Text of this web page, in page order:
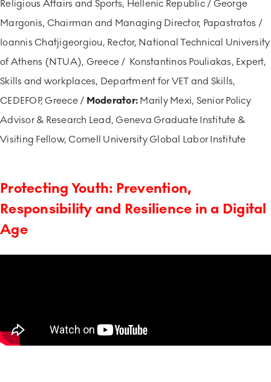
Religious Affairs and Sports, Hellenic Republic / George
Margonis, Chairman and Managing Director, Papastratos /
Ioannis Chatjigeorgiou, Rector, National Technical University
of Athens (NTUA), Greece / Konstantinos Pouliakas, Expert,
Skills and workplaces, Department for VET and Skills,
CEDEFOP, Greece / Moderator: Marily Mexi, Senior Policy
Advisor & Research Lead, Geneva Graduate Institute &
Visiting Fellow, Cornell University Global Labor Institute
Protecting Youth: Prevention,
Responsibility and Resilience in a Digital
Age